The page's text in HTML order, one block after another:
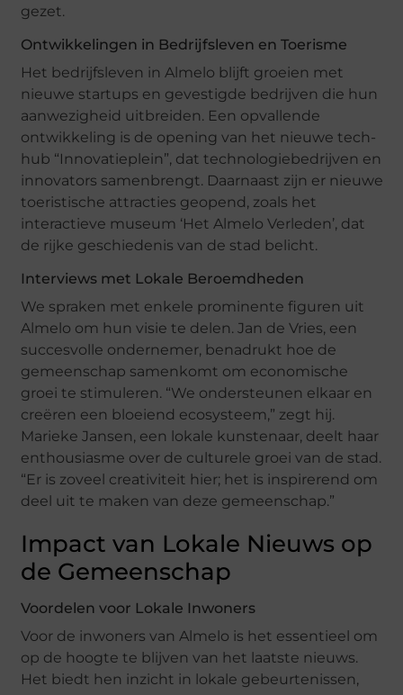
gezet.
Ontwikkelingen in Bedrijfsleven en Toerisme
Het bedrijfsleven in Almelo blijft groeien met
nieuwe startups en gevestigde bedrijven die hun
aanwezigheid uitbreiden. Een opvallende
ontwikkeling is de opening van het nieuwe tech-
hub “Innovatieplein”, dat technologiebedrijven en
innovators samenbrengt. Daarnaast zijn er nieuwe
toeristische attracties geopend, zoals het
interactieve museum ‘Het Almelo Verleden’, dat
de rijke geschiedenis van de stad belicht.
Interviews met Lokale Beroemdheden
We spraken met enkele prominente figuren uit
Almelo om hun visie te delen. Jan de Vries, een
succesvolle ondernemer, benadrukt hoe de
gemeenschap samenkomt om economische
groei te stimuleren. “We ondersteunen elkaar en
creëren een bloeiend ecosysteem,” zegt hij.
Marieke Jansen, een lokale kunstenaar, deelt haar
enthousiasme over de culturele groei van de stad.
“Er is zoveel creativiteit hier; het is inspirerend om
deel uit te maken van deze gemeenschap.”
Impact van Lokale Nieuws op
de Gemeenschap
Voordelen voor Lokale Inwoners
Voor de inwoners van Almelo is het essentieel om
op de hoogte te blijven van het laatste nieuws.
Het biedt hen inzicht in lokale gebeurtenissen,